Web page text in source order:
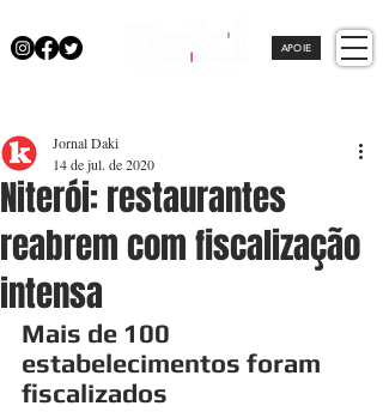
APOIE
Niterói: restaurantes
reabrem com fiscalização
intensa
Jornal Daki
14 de jul. de 2020
Mais de 100
estabelecimentos foram
fiscalizados